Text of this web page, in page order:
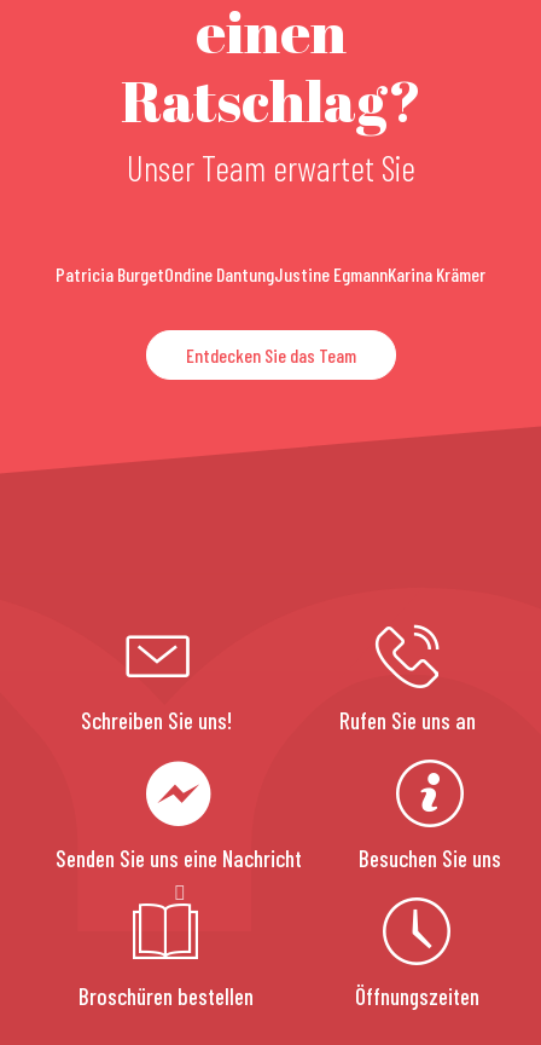
einen
Ratschlag?
Unser Team erwartet Sie
Patricia BurgetOndine DantungJustine EgmannKarina Krämer
Entdecken Sie das Team
Schreiben Sie uns! Rufen Sie uns an
Senden Sie uns eine Nachricht Besuchen Sie uns
Broschüren bestellen Öffnungszeiten